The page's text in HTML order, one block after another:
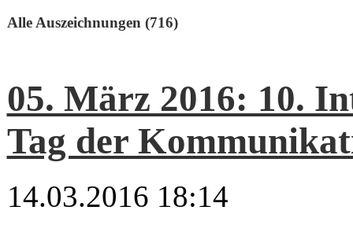
Alle Auszeichnungen (716)
05. März 2016: 10.
Tag der
14.03.2016 18:14